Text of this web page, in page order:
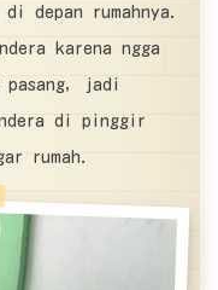
depan rumahnya.
karena ngga
jadi
di pinggir
rumah.